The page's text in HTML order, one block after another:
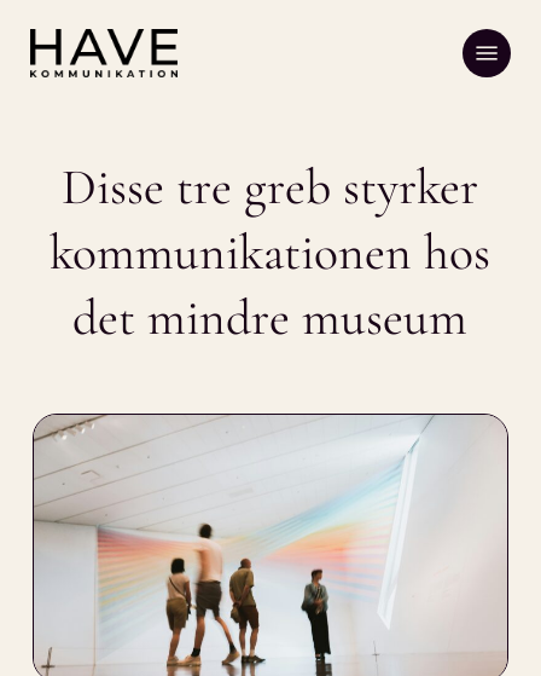
Menu
Disse tre greb styrker
kommunikationen hos
det mindre museum